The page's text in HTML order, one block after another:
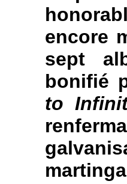
encore
sept
bonifié
to